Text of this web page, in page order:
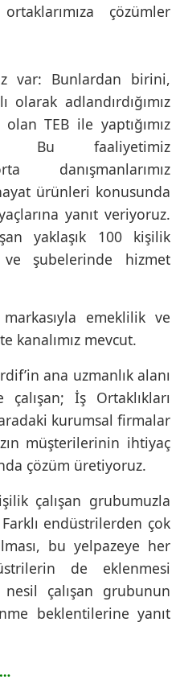
çözümler
var: Bunlardan birini,
olarak adlandırdığımız
TEB ile yaptığımız
Bu faaliyetimiz
danışmanlarımız
ürünleri konusunda
yanıt veriyoruz.
yaklaşık 100 kişilik
şubelerinde hizmet
emeklilik ve
kanalımız mevcut.
ana uzmanlık alanı
İş Ortaklıkları
kurumsal firmalar
müşterilerinin ihtiyaç
çözüm üretiyoruz.
çalışan grubumuzla
endüstrilerden çok
bu yelpazeye her
de eklenmesi
çalışan grubunun
beklentilerine yanıt